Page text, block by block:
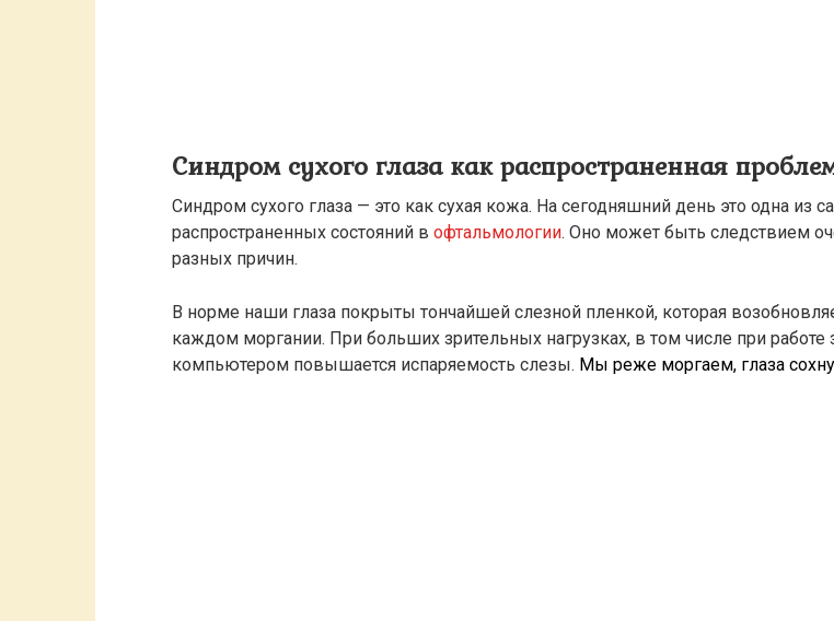
Синдром сухого глаза как распространенная
Синдром сухого глаза — это как сухая кожа. На сегодняшний день это одна из
распространенных состояний в офтальмологии. Оно может быть следствием
разных причин.
В норме наши глаза покрыты тончайшей слезной пленкой, которая
каждом моргании. При больших зрительных нагрузках, в том числе при работе
компьютером повышается испаряемость слезы. Мы реже моргаем, глаза